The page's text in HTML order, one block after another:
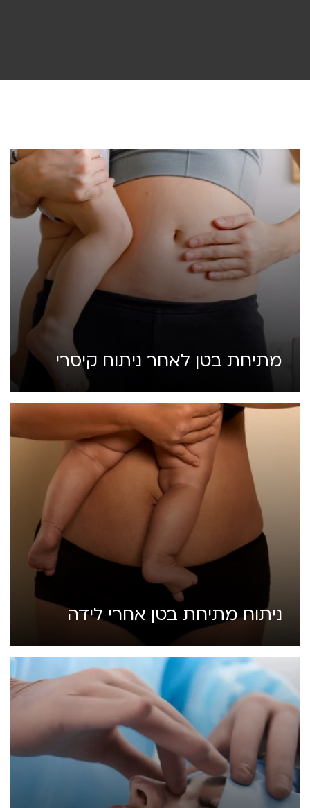
מתיחת בטן לאחר ניתוח קיסרי
ניתוח מתיחת בטן אחרי לידה